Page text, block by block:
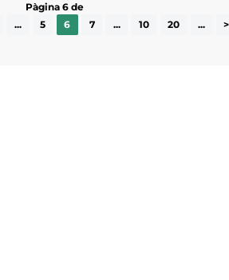
Pàgina 6 de
... 5 6 7 ... 10 20 ... >